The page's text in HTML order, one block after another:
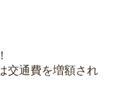
交通費を増額され